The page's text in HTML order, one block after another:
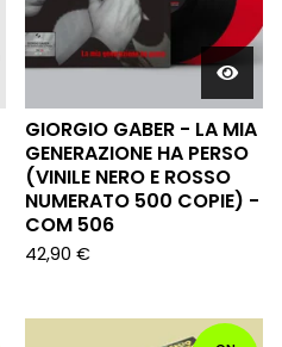
GIORGIO GABER - LA MIA
GENERAZIONE HA PERSO
(VINILE NERO E ROSSO
NUMERATO 500 COPIE) -
COM 506
42,90 €